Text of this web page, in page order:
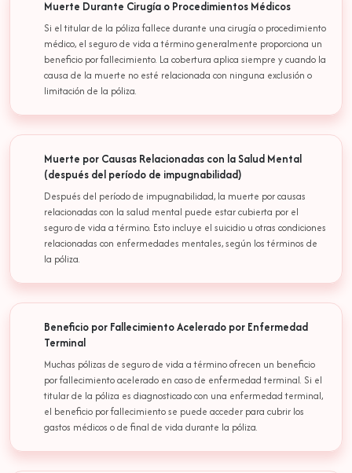
Muerte Durante Cirugía o Procedimientos Médicos
Si el titular de la póliza fallece durante una cirugía o procedimiento
médico, el seguro de vida a término generalmente proporciona un
beneficio por fallecimiento. La cobertura aplica siempre y cuando la
causa de la muerte no esté relacionada con ninguna exclusión o
limitación de la póliza.
Muerte por Causas Relacionadas con la Salud Mental
(después del período de impugnabilidad)
Después del período de impugnabilidad, la muerte por causas
relacionadas con la salud mental puede estar cubierta por el
seguro de vida a término. Esto incluye el suicidio u otras condiciones
relacionadas con enfermedades mentales, según los términos de
la póliza.
Beneficio por Fallecimiento Acelerado por Enfermedad
Terminal
Muchas pólizas de seguro de vida a término ofrecen un beneficio
por fallecimiento acelerado en caso de enfermedad terminal. Si el
titular de la póliza es diagnosticado con una enfermedad terminal,
el beneficio por fallecimiento se puede acceder para cubrir los
gastos médicos o de final de vida durante la póliza.